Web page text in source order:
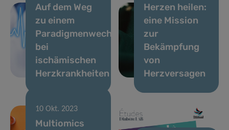
Auf dem Weg
zu einem
Paradigmenwechsel
bei
ischämischen
Herzkrankheiten
Herzen heilen:
eine Mission
zur
Bekämpfung
von
Herzversagen
10 Okt. 2023
Multiomics